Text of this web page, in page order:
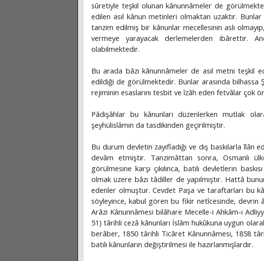
sûretiyle teşkil olunan kânunnâmeler de
edilen asıl kânun metinleri olmaktan uzaktır.
tanzim edilmiş bir kânunlar mecellesinin aslı
vermeye yarayacak derlemelerden ibârettir.
olabilmektedir.
Bu arada bâzı kânunnâmeler de asıl metni teşkil
edildiği de görülmektedir. Bunlar arasında bilhassa
rejiminin esaslarını tesbit ve îzâh eden fetvâlar çok
Pâdişâhlar bu kânunları düzenlerken mutlak
şeyhülislâmın da tasdikinden geçirilmiştir.
Bu durum devletin zayıfladığı ve dış baskılarla
devâm etmiştir. Tanzimâttan sonra, Osmanlı
görülmesine karşı çıkılınca, batılı devletlerin
olmak üzere bâzı tâdiller de yapılmıştır. Hattâ
edenler olmuştur. Cevdet Paşa ve taraftarları bu
söyleyince, kabul gören bu fikir netîcesinde,
Arâzi Kânunnâmesi bilâhare Mecelle-i Ahkâm-ı
51) târihli cezâ kânunları İslâm hukûkuna uygun
berâber, 1850 târihli Ticâret Kânunnâmesi, 1858
batılı kânunların değiştirilmesi ile hazırlanmışlardır.